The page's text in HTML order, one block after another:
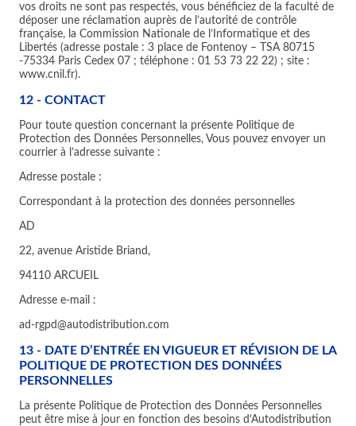
vos droits ne sont pas respectés, vous bénéficiez de la faculté de
déposer une réclamation auprès de l’autorité de contrôle
française, la Commission Nationale de l’Informatique et des
Libertés (adresse postale : 3 place de Fontenoy – TSA 80715
-75334 Paris Cedex 07 ; téléphone : 01 53 73 22 22) ; site :
www.cnil.fr).
12 - CONTACT
Pour toute question concernant la présente Politique de
Protection des Données Personnelles, Vous pouvez envoyer un
courrier à l’adresse suivante :
Adresse postale :
Correspondant à la protection des données personnelles
AD
22, avenue Aristide Briand,
94110 ARCUEIL
Adresse e-mail :
ad-rgpd@autodistribution.com
13 - DATE D’ENTRÉE EN VIGUEUR ET RÉVISION DE LA
POLITIQUE DE PROTECTION DES DONNÉES
PERSONNELLES
La présente Politique de Protection des Données Personnelles
peut être mise à jour en fonction des besoins d’Autodistribution